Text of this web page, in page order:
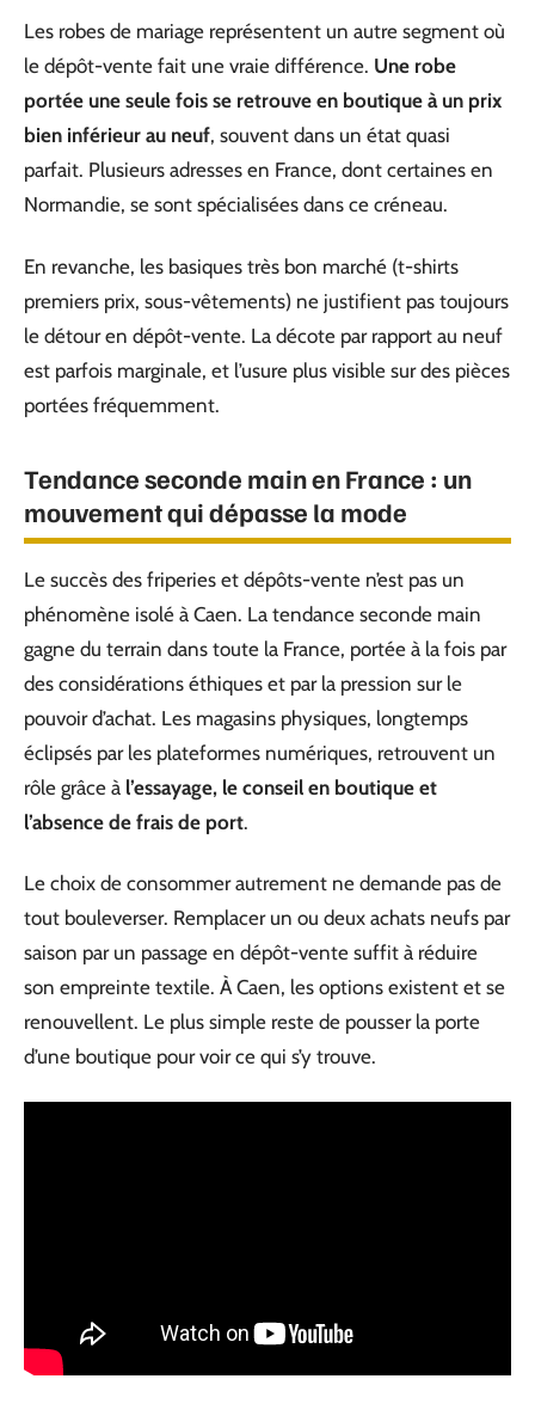
Les robes de mariage représentent un autre segment où
le dépôt-vente fait une vraie différence. Une robe
portée une seule fois se retrouve en boutique à un prix
bien inférieur au neuf, souvent dans un état quasi
parfait. Plusieurs adresses en France, dont certaines en
Normandie, se sont spécialisées dans ce créneau.
En revanche, les basiques très bon marché (t-shirts
premiers prix, sous-vêtements) ne justifient pas toujours
le détour en dépôt-vente. La décote par rapport au neuf
est parfois marginale, et l’usure plus visible sur des pièces
portées fréquemment.
Tendance seconde main en France : un
mouvement qui dépasse la mode
Le succès des friperies et dépôts-vente n’est pas un
phénomène isolé à Caen. La tendance seconde main
gagne du terrain dans toute la France, portée à la fois par
des considérations éthiques et par la pression sur le
pouvoir d’achat. Les magasins physiques, longtemps
éclipsés par les plateformes numériques, retrouvent un
rôle grâce à l’essayage, le conseil en boutique et
l’absence de frais de port.
Le choix de consommer autrement ne demande pas de
tout bouleverser. Remplacer un ou deux achats neufs par
saison par un passage en dépôt-vente suffit à réduire
son empreinte textile. À Caen, les options existent et se
renouvellent. Le plus simple reste de pousser la porte
d’une boutique pour voir ce qui s’y trouve.